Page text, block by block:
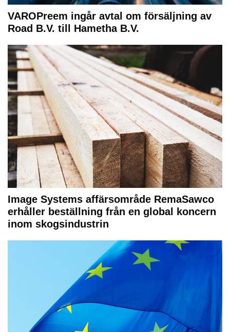
VAROPreem ingår avtal om försäljning av
Road B.V. till Hametha B.V.
Image Systems affärsområde RemaSawco
erhåller beställning från en global koncern
inom skogsindustrin